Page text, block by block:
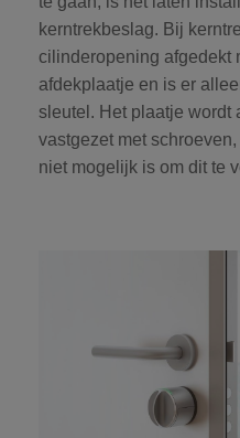
kerntrekbeslag. Bij
cilinderopening afgedekt
afdekplaatje en is er
sleutel. Het plaatje wordt
vastgezet met
niet mogelijk is om dit te